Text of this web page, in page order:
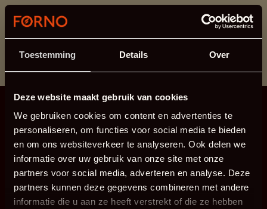
Toestemming Details Over
Deze website maakt gebruik van cookies
We gebruiken cookies om content en advertenties te
personaliseren, om functies voor social media te bieden
en om ons websiteverkeer te analyseren. Ook delen we
informatie over uw gebruik van onze site met onze
partners voor social media, adverteren en analyse. Deze
partners kunnen deze gegevens combineren met andere
informatie die u aan ze heeft verstrekt of die ze hebben
Cette section est actuellement en maintenance.
Si vous manquez des informations, vous pouvez nous
appeler au +31 413 395 295 ou nous envoyer un e-